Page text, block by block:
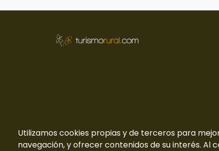
Utilizamos cookies propias y de terceros para
navegación, y ofrecer contenidos de su interés. Al